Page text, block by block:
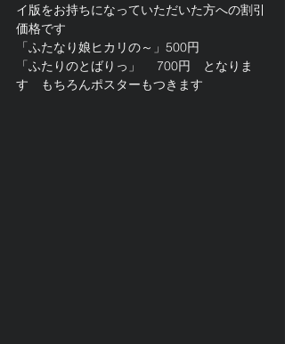
イ版をお持ちになっていただいた方への割引
価格です
「ふたなり娘ヒカリの～」500円
「ふたりのとばりっ」　 700円　となりま
す　もちろんポスターもつきます